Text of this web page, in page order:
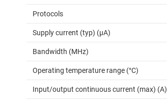
Protocols
Supply current (typ) (µA)
Bandwidth (MHz)
Operating temperature range (°C)
Input/output continuous current (max) (A)